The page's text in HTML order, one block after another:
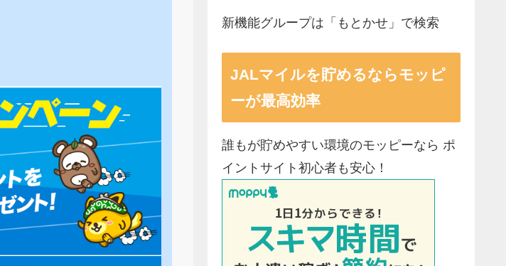
新機能グループは「もとかせ」で検索
JALマイルを貯めるならモッピ
ーが最高効率
誰もが貯めやすい環境のモッピーなら ポ
イントサイト初心者も安心！